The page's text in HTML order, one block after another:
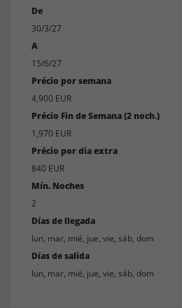
De
30/3/27
A
15/6/27
Précio por semana
4,900 EUR
Précio Fin de Semana (2 noch.)
1,970 EUR
Précio por dia extra
840 EUR
Mín. Noches
2
Días de llegada
lun, mar, mié, jue, vie, sáb, dom
Días de salida
lun, mar, mié, jue, vie, sáb, dom